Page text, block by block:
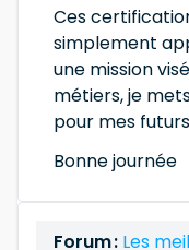
Ces
simplement
une mission
métiers, je
pour mes
Bonne journée
Forum : Les